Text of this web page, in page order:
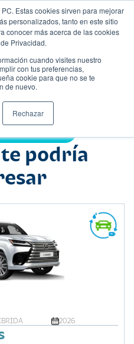
Estas cookies sirven para mejorar
personalizados, tanto en este sitio
conocer más acerca de las cookies
Privacidad.
cuando visites nuestro
con tus preferencias,
cookie para que no se te
de nuevo.
Rechazar
podría
2026